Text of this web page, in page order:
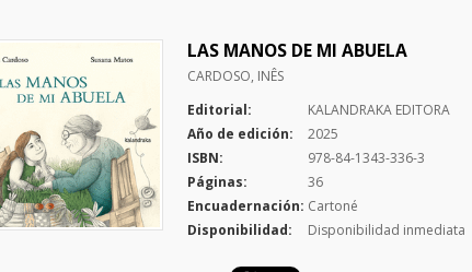
LAS MANOS DE MI ABUELA
CARDOSO, INÊS
Editorial:
KALANDRAKA EDITORA
Año de edición:
2025
ISBN:
978-84-1343-336-3
Páginas:
36
Encuadernación: Cartoné
Disponibilidad:
Disponibilidad inmediata